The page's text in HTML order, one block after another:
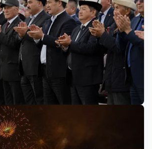
промышленности и
потенциала
производителей.